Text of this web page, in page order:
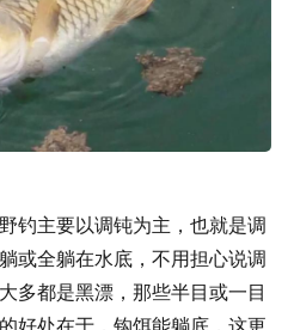
钓主要以调钝为主，也就是调
或全躺在水底，不用担心说调
多都是黑漂，那些半目或一目
好处在于，钩饵能躺底，这更